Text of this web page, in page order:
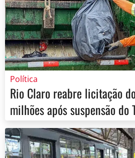
Política
Rio Claro reabre licitação
milhões após suspensão do